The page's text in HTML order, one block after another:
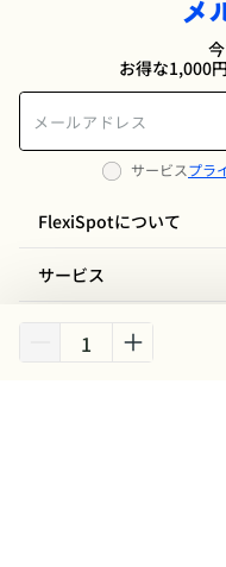
メ
お得な1,000
サービスプラ
FlexiSpotについて
サービス